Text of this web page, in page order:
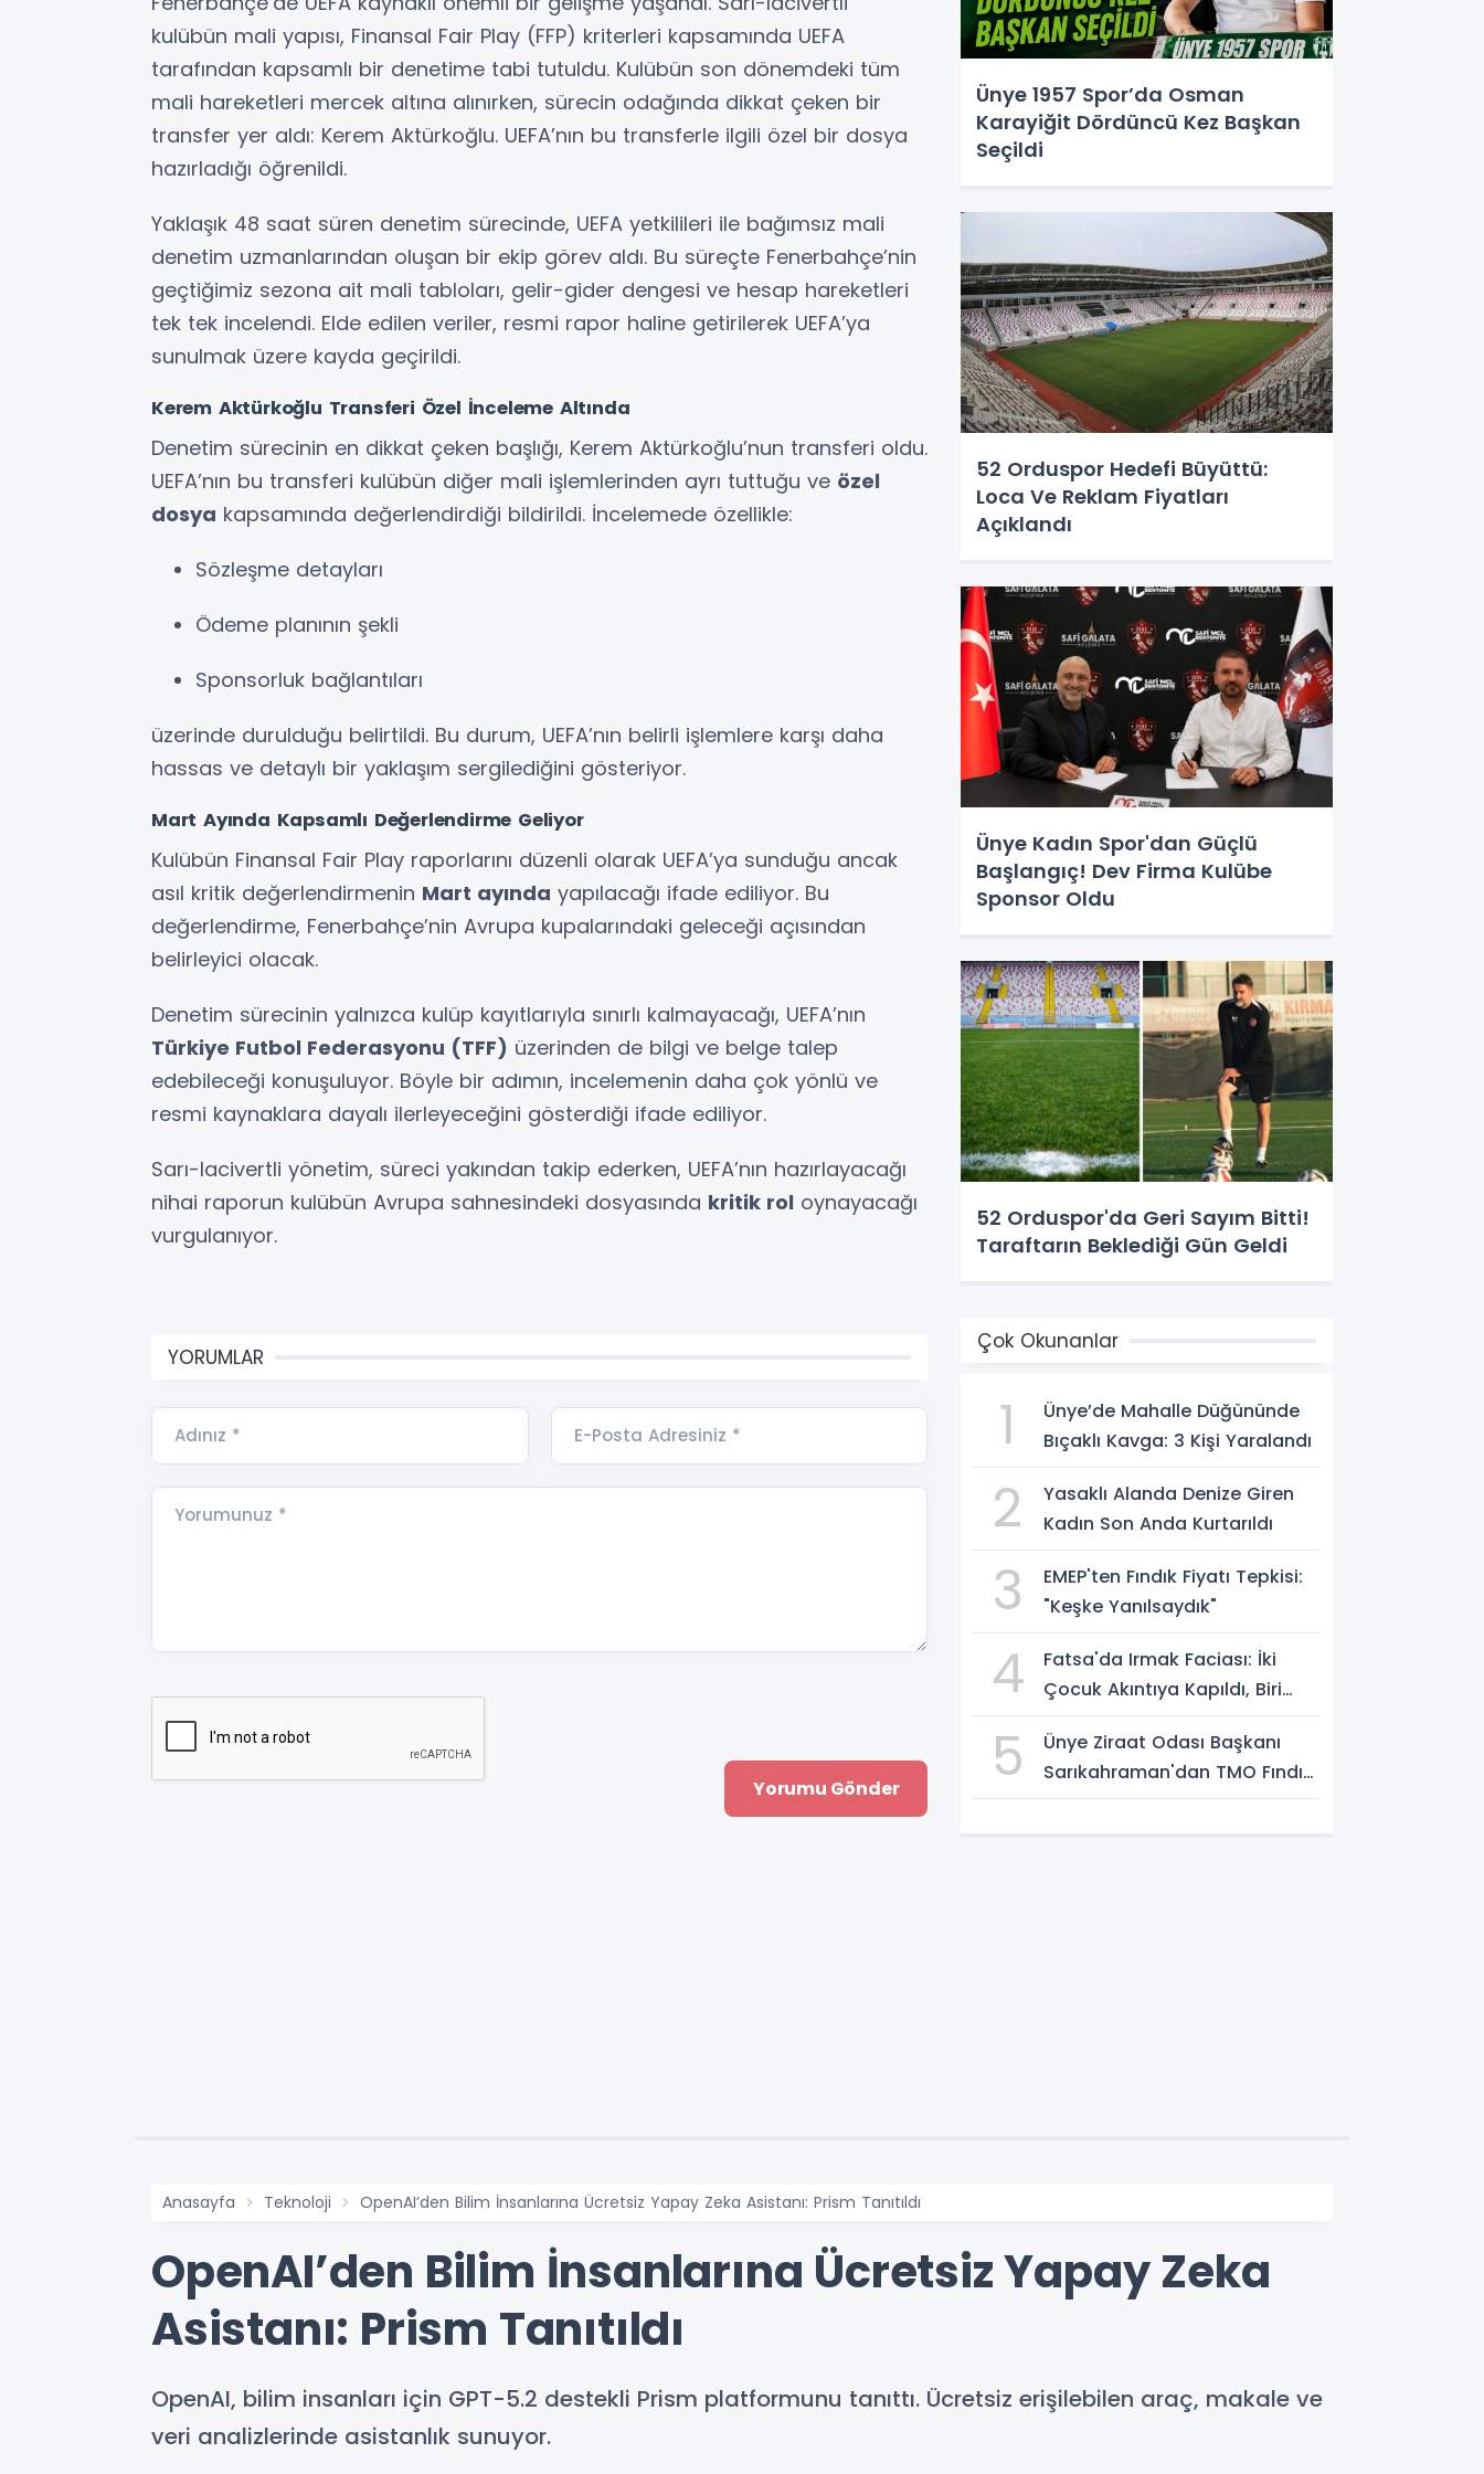
kulübün mali yapısı, Finansal Fair Play (FFP) kriterleri kapsamında UEFA
tarafından kapsamlı bir denetime tabi tutuldu. Kulübün son dönemdeki tüm
mali hareketleri mercek altına alınırken, sürecin odağında dikkat çeken bir
transfer yer aldı: Kerem Aktürkoğlu. UEFA’nın bu transferle ilgili özel bir dosya
hazırladığı öğrenildi.
Yaklaşık 48 saat süren denetim sürecinde, UEFA yetkilileri ile bağımsız mali
denetim uzmanlarından oluşan bir ekip görev aldı. Bu süreçte Fenerbahçe’nin
geçtiğimiz sezona ait mali tabloları, gelir-gider dengesi ve hesap hareketleri
tek tek incelendi. Elde edilen veriler, resmi rapor haline getirilerek UEFA’ya
sunulmak üzere kayda geçirildi.
Kerem Aktürkoğlu Transferi Özel İnceleme Altında
Denetim sürecinin en dikkat çeken başlığı, Kerem Aktürkoğlu’nun transferi oldu.
UEFA’nın bu transferi kulübün diğer mali işlemlerinden ayrı tuttuğu ve özel
dosya kapsamında değerlendirdiği bildirildi. İncelemede özellikle:
Sözleşme detayları
Ödeme planının şekli
Sponsorluk bağlantıları
üzerinde durulduğu belirtildi. Bu durum, UEFA’nın belirli işlemlere karşı daha
hassas ve detaylı bir yaklaşım sergilediğini gösteriyor.
Mart Ayında Kapsamlı Değerlendirme Geliyor
Kulübün Finansal Fair Play raporlarını düzenli olarak UEFA’ya sunduğu ancak
asıl kritik değerlendirmenin Mart ayında yapılacağı ifade ediliyor. Bu
değerlendirme, Fenerbahçe’nin Avrupa kupalarındaki geleceği açısından
belirleyici olacak.
Denetim sürecinin yalnızca kulüp kayıtlarıyla sınırlı kalmayacağı, UEFA’nın
Türkiye Futbol Federasyonu (TFF) üzerinden de bilgi ve belge talep
edebileceği konuşuluyor. Böyle bir adımın, incelemenin daha çok yönlü ve
resmi kaynaklara dayalı ilerleyeceğini gösterdiği ifade ediliyor.
Sarı-lacivertli yönetim, süreci yakından takip ederken, UEFA’nın hazırlayacağı
nihai raporun kulübün Avrupa sahnesindeki dosyasında kritik rol oynayacağı
vurgulanıyor.
YORUMLAR
Adınız * E-Posta Adresiniz *
Yorumunuz *
Ünye 1957 Spor’da Osman
Karayiğit Dördüncü Kez Başkan
Seçildi
52 Orduspor Hedefi Büyüttü:
Loca Ve Reklam Fiyatları
Açıklandı
Ünye Kadın Spor'dan Güçlü
Başlangıç! Dev Firma Kulübe
Sponsor Oldu
52 Orduspor'da Geri Sayım Bitti!
Taraftarın Beklediği Gün Geldi
Çok Okunanlar
1
Ünye’de Mahalle Düğününde
Bıçaklı Kavga: 3 Kişi Yaralandı
2
Yasaklı Alanda Denize Giren
Kadın Son Anda Kurtarıldı
3
EMEP'ten Fındık Fiyatı Tepkisi:
"Keşke Yanılsaydık"
4
Fatsa'da Irmak Faciası: İki
Çocuk Akıntıya Kapıldı, Biri
5
Ünye Ziraat Odası Başkanı
Sarıkahraman'dan TMO Fındık
Anasayfa Teknoloji OpenAI’den Bilim İnsanlarına Ücretsiz Yapay Zeka Asistanı: Prism Tanıtıldı
OpenAI’den Bilim İnsanlarına Ücretsiz Yapay Zeka
Asistanı: Prism Tanıtıldı
OpenAI, bilim insanları için GPT-5.2 destekli Prism platformunu tanıttı. Ücretsiz erişilebilen araç, makale ve
veri analizlerinde asistanlık sunuyor.